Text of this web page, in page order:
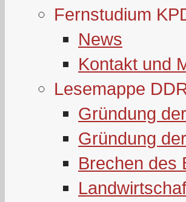
Fernstudium
News
Kontakt und
Lesemappe
Gründung
Gründung
Brechen des